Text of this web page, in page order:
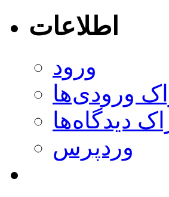
اطلاعات
ورود
ورودی‌ها
دیدگاه‌ها
وردپرس